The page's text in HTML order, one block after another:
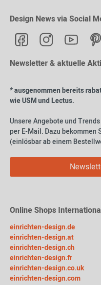
Design News via Social
Newsletter & aktuelle
* ausgenommen bereits
wie USM und Lectus.
Unsere Angebote und
per E-Mail. Dazu bekommen
(einlösbar ab einem
Online Shops
einrichten-design.de
einrichten-design.at
einrichten-design.ch
einrichten-design.fr
einrichten-design.co.uk
einrichten-design.com